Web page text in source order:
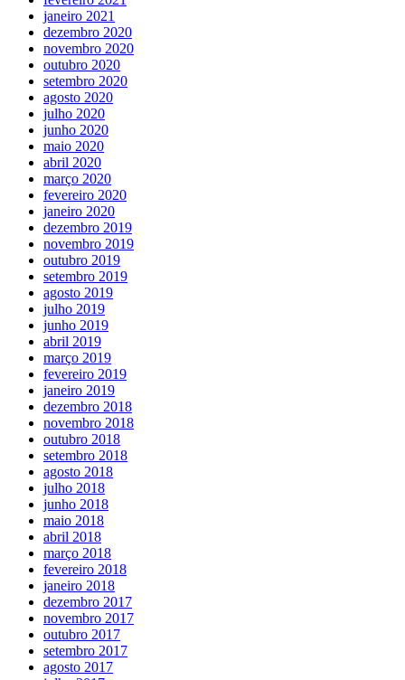
janeiro 2021
dezembro 2020
novembro 2020
outubro 2020
setembro 2020
agosto 2020
julho 2020
junho 2020
maio 2020
abril 2020
março 2020
fevereiro 2020
janeiro 2020
dezembro 2019
novembro 2019
outubro 2019
setembro 2019
agosto 2019
julho 2019
junho 2019
abril 2019
março 2019
fevereiro 2019
janeiro 2019
dezembro 2018
novembro 2018
outubro 2018
setembro 2018
agosto 2018
julho 2018
junho 2018
maio 2018
abril 2018
março 2018
fevereiro 2018
janeiro 2018
dezembro 2017
novembro 2017
outubro 2017
setembro 2017
agosto 2017